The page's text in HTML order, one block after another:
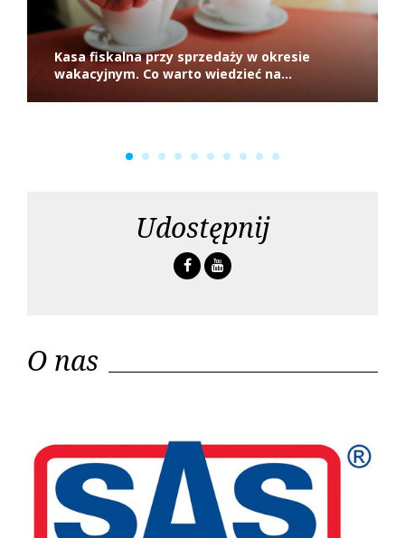
c
Kasa fiskalna przy sprzedaży w okresie
wakacyjnym. Co warto wiedzieć na...
Udostępnij
o
b
O nas